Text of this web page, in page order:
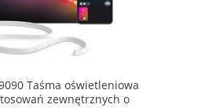
Taśma oświetleniowa
zewnętrznych o